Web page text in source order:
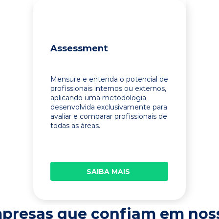
Assessment
Mensure e entenda o potencial de
profissionais internos ou externos,
aplicando uma metodologia
desenvolvida exclusivamente para
avaliar e comparar profissionais de
todas as áreas.
SAIBA MAIS
que confiam em